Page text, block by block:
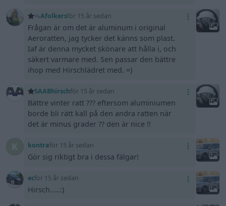
Afolkersför 15 år sedan
Frågan är om det är aluminum i original
Aeroratten, jag tycker det känns som plast.
Iaf är denna mycket skönare att hålla i, och
säkert varmare med. Sen passar den bättre
ihop med Hirschlädret med. =)
SAABhirschför 15 år sedan
Bättre vinter ratt ??? eftersom aluminiumen
borde bli rätt kall på den andra ratten när
det är minus grader ?? den är nice !!
kontraför 15 år sedan
Gör sig riktigt bra i dessa fälgar!
ecför 15 år sedan
Hirsch.....:)